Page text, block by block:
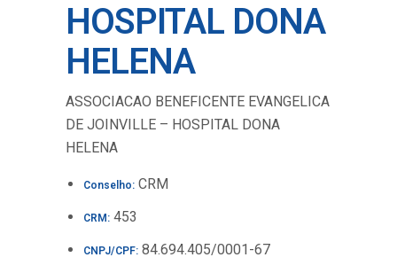
HOSPITAL DONA
HELENA
ASSOCIACAO BENEFICENTE EVANGELICA
DE JOINVILLE – HOSPITAL DONA
HELENA
Conselho: CRM
CRM: 453
CNPJ/CPF: 84.694.405/0001-67